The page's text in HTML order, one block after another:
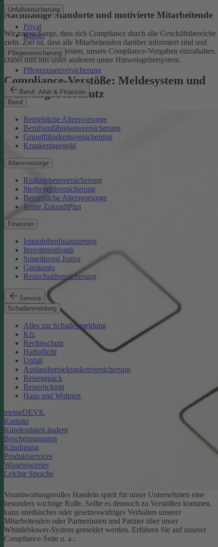
Unfallversicherung
Privat
Kinder
Pflegeversicherung
Pflegezusatzversicherung
Beruf, Alter & Finanzen
Beruf
Betriebliche Altersvorsorge
Berufsunfähigkeitsversicherung
Grundfähigkeitsversicherung
Krankentagegeld
Altersvorsorge
Risikolebensversicherung
Sterbegeldversicherung
Betriebliche Altersvorsorge
Rente ZukunftPlus
Finanzen
Immobilienfinanzierung
Investmentfonds
SmartInvest Junior
Girokonto
Restschuldversicherung
Service
Schadenmeldung
Alles zur Schadenmeldung
Kfz
Rechtsschutz
Haftpflicht
Unfall
Auslandsreisekrankenversicherung
Reisegepäck
Reiserücktritt
Haus und Wohnen
meineDEVK
Kontakt
Kundendaten ändern
Bescheinigungen
Kündigung
Produktservices
Wissenswertes
Leichte Sprache
Nachhaltige Standorte und motivierte Mitarbeitende
Wir tragen Sorge, dass sich Compliance durch alle Geschäftsbereiche
zieht. Ziel ist, dass alle Mitarbeitenden darüber informiert sind und
einen Beitrag dazu leisten, unsere Compliance-Vorgaben einzuhalten.
Dabei hilft uns unter anderem unser Hinweisgebersystem.
Compliance-Verstöße: Meldesystem und
Hinweisgeberschutz
Verantwortungsvolles Handeln spielt für unser Unternehmen eine
besonders wichtige Rolle. Sollte es dennoch zu Verstößen kommen,
kann unethisches oder gesetzeswidriges Verhalten unserer
Mitarbeitenden oder Partnerinnen und Partner über unser
Whistleblower-System gemeldet werden. Erfahren Sie auf unserer
Compliance-Seite u. a.: